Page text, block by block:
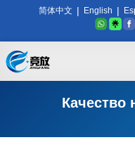
简体中文 | English |
Качество